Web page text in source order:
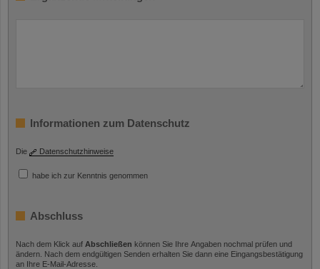
Informationen zum Datenschutz
Die Datenschutzhinweise
habe ich zur Kenntnis genommen
Abschluss
Nach dem Klick auf Abschließen können Sie Ihre Angaben nochmal prüfen und
ändern. Nach dem endgültigen Senden erhalten Sie dann eine Eingangsbestätigung
an Ihre E-Mail-Adresse.